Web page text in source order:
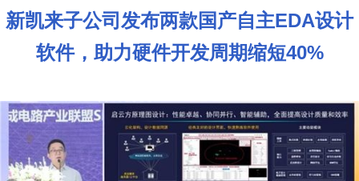
新凯来子公司发布两款国产自主EDA设计
软件，助力硬件开发周期缩短40%